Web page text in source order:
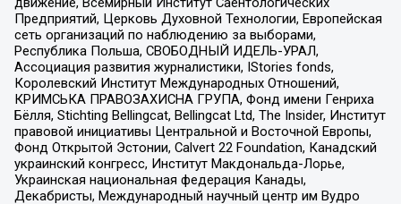
Предприятий, Церковь Духовной Технологии, Европейская
сеть организаций по наблюдению за выборами,
Республика Польша, СВОБОДНЫЙ ИДЕЛЬ-УРАЛ,
Ассоциация развития журналистики, IStories fonds,
Королевский Институт Международных Отношений,
КРИМСЬКА ПРАВОЗАХИСНА ГРУПА, Фонд имени Генриха
Бёлля, Stichting Bellingcat, Bellingcat Ltd, The Insider, Институт
правовой инициативы Центральной и Восточной Европы,
Фонд Открытой Эстонии, Calvert 22 Foundation, Канадский
украинский конгресс, Институт Макдональда-Лорье,
Украинская национальная федерация Канады,
Декабристы, Международный научный центр им Вудро